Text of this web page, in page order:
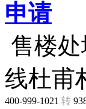
申请
售楼
线杜甫
400-999-1021 转